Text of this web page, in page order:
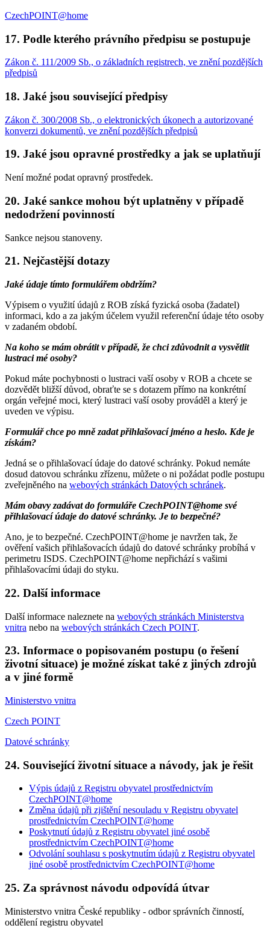
CzechPOINT@home
17. Podle kterého právního předpisu se postupuje
Zákon č. 111/2009 Sb., o základních registrech, ve znění pozdějších
předpisů
18. Jaké jsou související předpisy
Zákon č. 300/2008 Sb., o elektronických úkonech a autorizované
konverzi dokumentů, ve znění pozdějších předpisů
19. Jaké jsou opravné prostředky a jak se uplatňují
Není možné podat opravný prostředek.
20. Jaké sankce mohou být uplatněny v případě
nedodržení povinností
Sankce nejsou stanoveny.
21. Nejčastější dotazy
Jaké údaje tímto formulářem obdržím?
Výpisem o využití údajů z ROB získá fyzická osoba (žadatel)
informaci, kdo a za jakým účelem využil referenční údaje této osoby
v zadaném období.
Na koho se mám obrátit v případě, že chci zdůvodnit a vysvětlit
lustraci mé osoby?
Pokud máte pochybnosti o lustraci vaší osoby v ROB a chcete se
dozvědět bližší důvod, obraťte se s dotazem přímo na konkrétní
orgán veřejné moci, který lustraci vaší osoby prováděl a který je
uveden ve výpisu.
Formulář chce po mně zadat přihlašovací jméno a heslo. Kde je
získám?
Jedná se o přihlašovací údaje do datové schránky. Pokud nemáte
dosud datovou schránku zřízenu, můžete o ni požádat podle postupu
zveřejněného na webových stránkách Datových schránek.
Mám obavy zadávat do formuláře CzechPOINT@home své
přihlašovací údaje do datové schránky. Je to bezpečné?
Ano, je to bezpečné. CzechPOINT@home je navržen tak, že
ověření vašich přihlašovacích údajů do datové schránky probíhá v
perimetru ISDS. CzechPOINT@home nepřichází s vašimi
přihlašovacími údaji do styku.
22. Další informace
Další informace naleznete na webových stránkách Ministerstva
vnitra nebo na webových stránkách Czech POINT.
23. Informace o popisovaném postupu (o řešení
životní situace) je možné získat také z jiných zdrojů
a v jiné formě
Ministerstvo vnitra
Czech POINT
Datové schránky
24. Související životní situace a návody, jak je řešit
Výpis údajů z Registru obyvatel prostřednictvím
CzechPOINT@home
Změna údajů při zjištění nesouladu v Registru obyvatel
prostřednictvím CzechPOINT@home
Poskytnutí údajů z Registru obyvatel jiné osobě
prostřednictvím CzechPOINT@home
Odvolání souhlasu s poskytnutím údajů z Registru obyvatel
jiné osobě prostřednictvím CzechPOINT@home
25. Za správnost návodu odpovídá útvar
Ministerstvo vnitra České republiky - odbor správních činností,
oddělení registru obyvatel